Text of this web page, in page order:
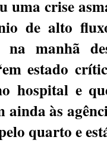
uma crise
de alto
na manhã
estado
hospital e
ainda às
quarto e